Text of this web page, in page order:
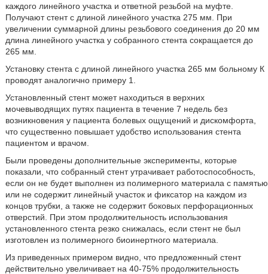
каждого линейного участка и ответной резьбой на муфте.
Получают стент с длиной линейного участка 275 мм. При
увеличении суммарной длины резьбового соединения до 20 мм
длина линейного участка у собранного стента сокращается до
265 мм.
Установку стента с длиной линейного участка 265 мм больному К
проводят аналогично примеру 1.
Установленный стент может находиться в верхних
мочевыводящих путях пациента в течение 7 недель без
возникновения у пациента болевых ощущений и дискомфорта,
что существенно повышает удобство использования стента
пациентом и врачом.
Были проведены дополнительные эксперименты, которые
показали, что собранный стент утрачивает работоспособность,
если он не будет выполнен из полимерного материала с памятью
или не содержит линейный участок и фиксатор на каждом из
концов трубки, а также не содержит боковых перфорационных
отверстий. При этом продолжительность использования
установленного стента резко снижалась, если стент не был
изготовлен из полимерного биоинертного материала.
Из приведенных примером видно, что предложенный стент
действительно увеличивает на 40-75% продолжительность